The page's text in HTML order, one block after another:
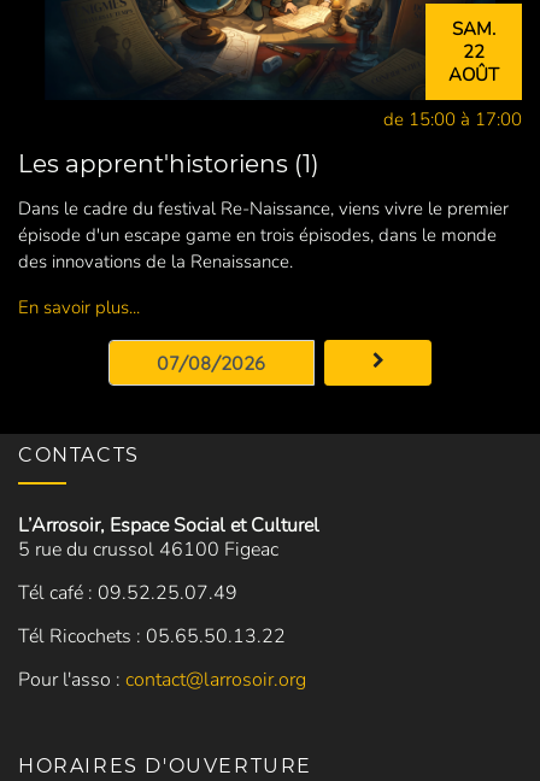
SAM.
22
AOÛT
de 15:00 à 17:00
Les apprent'historiens (1)
Dans le cadre du festival Re-Naissance, viens vivre le premier
épisode d'un escape game en trois épisodes, dans le monde
des innovations de la Renaissance.
En savoir plus...
CONTACTS
L’Arrosoir, Espace Social et Culturel
5 rue du crussol 46100 Figeac
Tél café : 09.52.25.07.49
Tél Ricochets : 05.65.50.13.22
Pour l'asso : contact@larrosoir.org
HORAIRES D'OUVERTURE